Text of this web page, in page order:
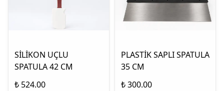
SİLİKON UÇLU
SPATULA 42 CM
₺ 524.00
PLASTİK SAPLI SPATULA
35 CM
₺ 300.00